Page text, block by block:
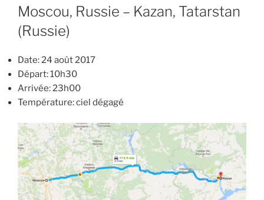
ON
Moscou, Russie – Kazan, Tatarstan
(Russie)
Date: 24 août 2017
Départ: 10h30
Arrivée: 23h00
Température: ciel dégagé